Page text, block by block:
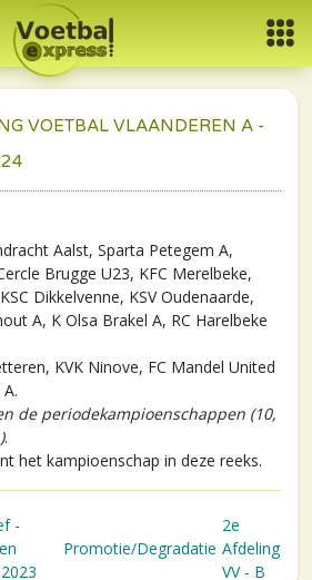
VOETBAL VLAANDEREN A -
Aalst, Sparta Petegem A,
Brugge U23, KFC Merelbeke,
Dikkelvenne, KSV Oudenaarde,
A, K Olsa Brakel A, RC Harelbeke
KVK Ninove, FC Mandel United
de periodekampioenschappen (10,
.
het kampioenschap in deze reeks.
-
Promotie/Degradatie
2e
Afdeling
VV - B